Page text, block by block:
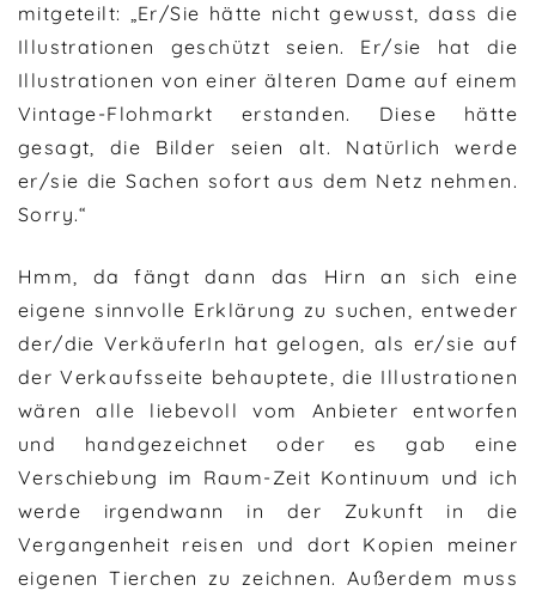
mitgeteilt: „Er/Sie hätte nicht gewusst, dass die
Illustrationen geschützt seien. Er/sie hat die
Illustrationen von einer älteren Dame auf einem
Vintage-Flohmarkt erstanden. Diese hätte
gesagt, die Bilder seien alt. Natürlich werde
er/sie die Sachen sofort aus dem Netz nehmen.
Sorry.“
Hmm, da fängt dann das Hirn an sich eine
eigene sinnvolle Erklärung zu suchen, entweder
der/die VerkäuferIn hat gelogen, als er/sie auf
der Verkaufsseite behauptete, die Illustrationen
wären alle liebevoll vom Anbieter entworfen
und handgezeichnet oder es gab eine
Verschiebung im Raum-Zeit Kontinuum und ich
werde irgendwann in der Zukunft in die
Vergangenheit reisen und dort Kopien meiner
eigenen Tierchen zu zeichnen. Außerdem muss